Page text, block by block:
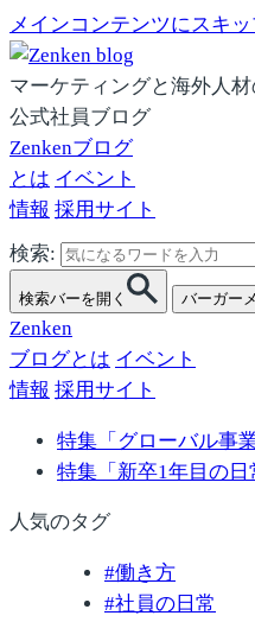
メインコンテンツにスキ
マーケティングと海外人材
公式社員ブログ
Zenkenブログ
とは イベント
情報 採用サイト
検索:
検索バーを開く バーガー
Zenken
ブログとは イベント
情報 採用サイト
特集「グローバル事
特集「新卒1年目の日
人気のタグ
#働き方
#社員の日常